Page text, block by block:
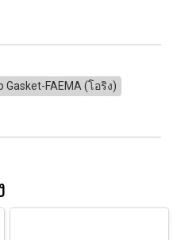
Gasket-FAEMA (โอริง)